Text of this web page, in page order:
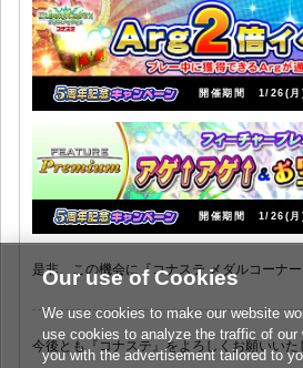
開催期間 1/26(
開催期間 1/26(
是非、この機会に『コナステ メダルコーナー
今後とも『コナステ』をよろしくお願いいた
Our use of Cookies
We use cookies to make our website
use cookies to analyze the traffic of our
you with the advertisement tailored to